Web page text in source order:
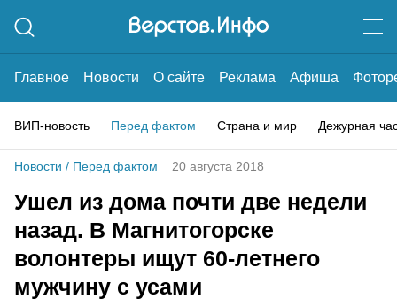
Главное Новости О сайте Реклама Афиша
ВИП-новость Перед фактом Страна и мир Дежурная
Новости / Перед фактом 20 августа 2018
Ушел из дома почти две недели
назад. В Магнитогорске
волонтеры ищут 60-летнего
мужчину с усами